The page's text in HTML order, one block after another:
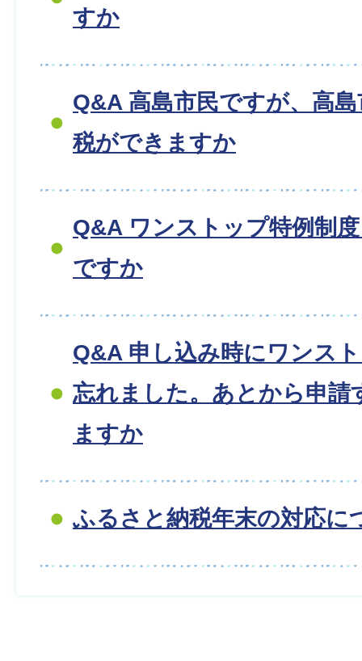
すか
Q&A 高島市民ですが、高
税ができますか
Q&A ワンストップ特例制
ですか
Q&A 申し込み時にワンス
忘れました。あとから申請
ますか
ふるさと納税年末の対応に